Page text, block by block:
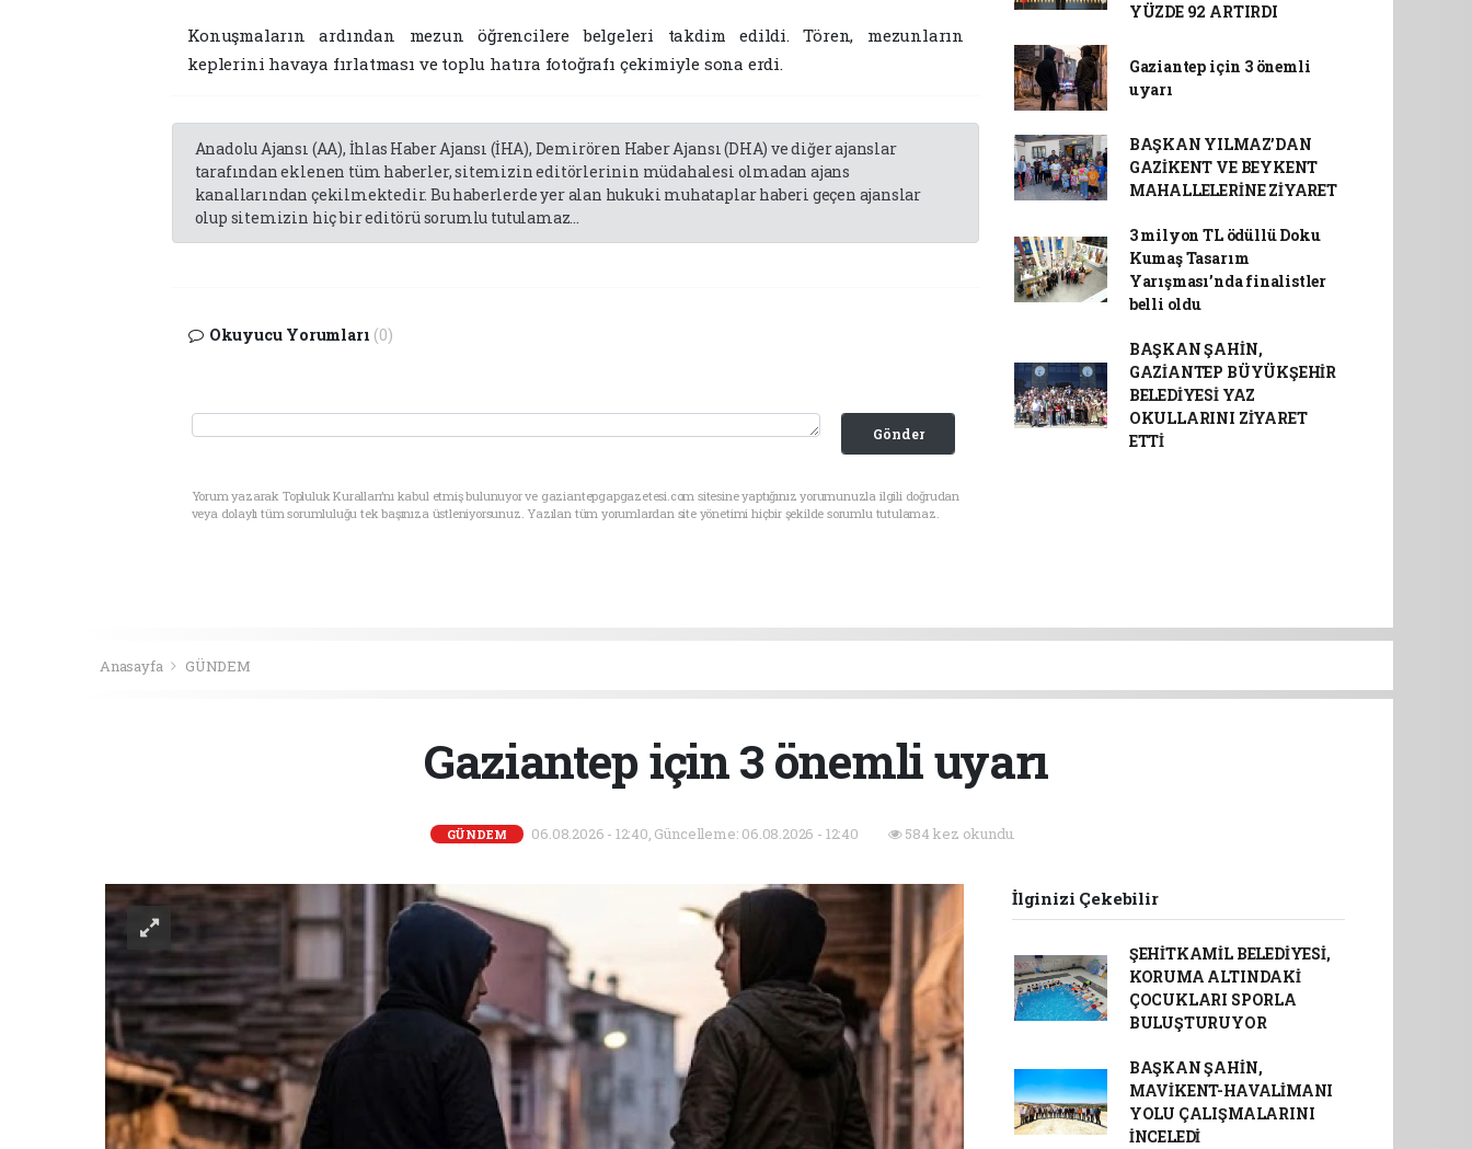
Konuşmaların ardından mezun öğrencilere belgeleri takdim edildi. Tören, mezunların
keplerini havaya fırlatması ve toplu hatıra fotoğrafı çekimiyle sona erdi.
Anadolu Ajansı (AA), İhlas Haber Ajansı (İHA), Demirören Haber Ajansı (DHA) ve diğer ajanslar
tarafından eklenen tüm haberler, sitemizin editörlerinin müdahalesi olmadan ajans
kanallarından çekilmektedir. Bu haberlerde yer alan hukuki muhataplar haberi geçen ajanslar
olup sitemizin hiç bir editörü sorumlu tutulamaz...
Okuyucu Yorumları (0)
Gönder
Yorum yazarak Topluluk Kuralları’nı kabul etmiş bulunuyor ve gaziantepgapgazetesi.com sitesine yaptığınız yorumunuzla ilgili doğrudan
veya dolaylı tüm sorumluluğu tek başınıza üstleniyorsunuz. Yazılan tüm yorumlardan site yönetimi hiçbir şekilde sorumlu tutulamaz.
YÜZDE 92 ARTIRDI
Gaziantep için 3 önemli
uyarı
BAŞKAN YILMAZ’DAN
GAZİKENT VE BEYKENT
MAHALLELERİNE ZİYARET
3 milyon TL ödüllü Doku
Kumaş Tasarım
Yarışması’nda finalistler
belli oldu
BAŞKAN ŞAHİN,
GAZİANTEP BÜYÜKŞEHİR
BELEDİYESİ YAZ
OKULLARINI ZİYARET
ETTİ
Anasayfa GÜNDEM
Gaziantep için 3 önemli uyarı
GÜNDEM 06.08.2026 - 12:40, Güncelleme: 06.08.2026 - 12:40 584 kez okundu.
İlginizi Çekebilir
ŞEHİTKAMİL BELEDİYESİ,
KORUMA ALTINDAKİ
ÇOCUKLARI SPORLA
BULUŞTURUYOR
BAŞKAN ŞAHİN,
MAVİKENT-HAVALİMANI
YOLU ÇALIŞMALARINI
İNCELEDİ